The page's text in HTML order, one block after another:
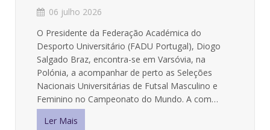
06 julho 2026
O Presidente da Federação Académica do
Desporto Universitário (FADU Portugal), Diogo
Salgado Braz, encontra-se em Varsóvia, na
Polónia, a acompanhar de perto as Seleções
Nacionais Universitárias de Futsal Masculino e
Feminino no Campeonato do Mundo. A com…
Ler Mais